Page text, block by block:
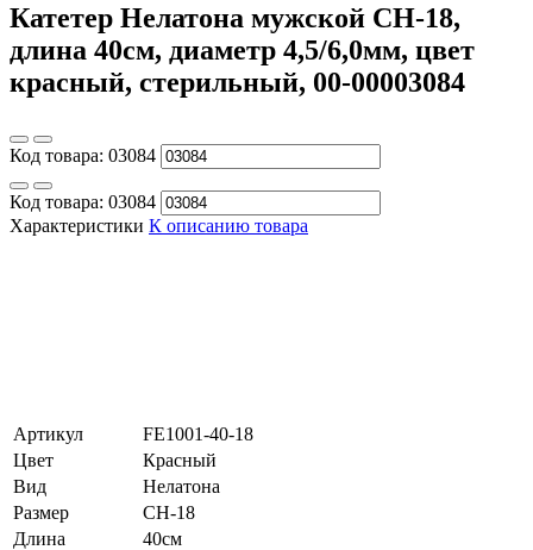
Катетер Нелатона мужской CH-18,
длина 40см, диаметр 4,5/6,0мм, цвет
красный, стерильный, 00-00003084
Код товара: 03084
Код товара: 03084
Характеристики К описанию товара
Артикул
FE1001-40-18
Цвет
Красный
Вид
Нелатона
Размер
CH-18
Длина
40см